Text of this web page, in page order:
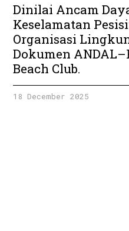
Dinilai Ancam
Keselamatan
Organisasi
Dokumen
Beach Club.
18 December 2025